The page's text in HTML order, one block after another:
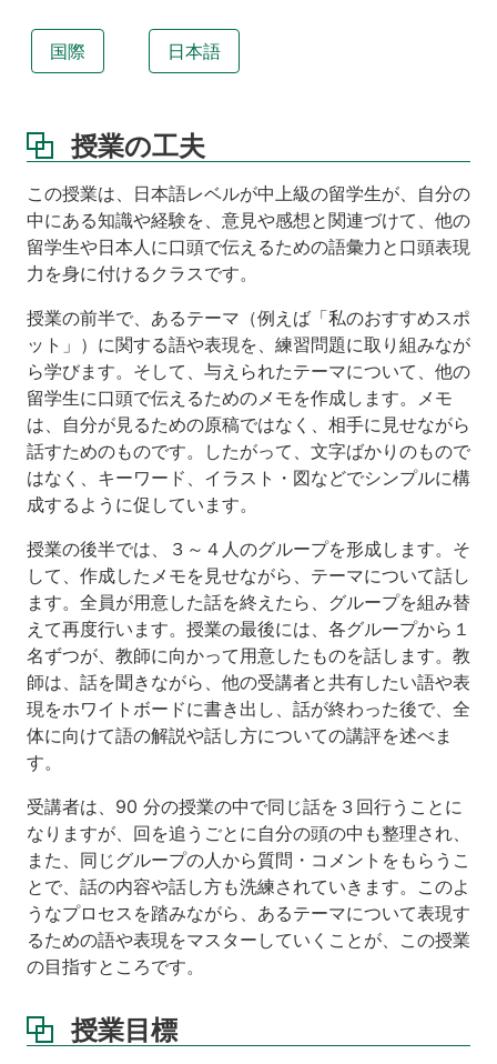
国際 日本語
授業の工夫
この授業は、日本語レベルが中上級の留学生が、自分の
中にある知識や経験を、意見や感想と関連づけて、他の
留学生や日本人に口頭で伝えるための語彙力と口頭表現
力を身に付けるクラスです。
授業の前半で、あるテーマ（例えば「私のおすすめスポ
ット」）に関する語や表現を、練習問題に取り組みなが
ら学びます。そして、与えられたテーマについて、他の
留学生に口頭で伝えるためのメモを作成します。メモ
は、自分が見るための原稿ではなく、相手に見せながら
話すためのものです。したがって、文字ばかりのもので
はなく、キーワード、イラスト・図などでシンプルに構
成するように促しています。
授業の後半では、３～４人のグループを形成します。そ
して、作成したメモを見せながら、テーマについて話し
ます。全員が用意した話を終えたら、グループを組み替
えて再度行います。授業の最後には、各グループから１
名ずつが、教師に向かって用意したものを話します。教
師は、話を聞きながら、他の受講者と共有したい語や表
現をホワイトボードに書き出し、話が終わった後で、全
体に向けて語の解説や話し方についての講評を述べま
す。
受講者は、90 分の授業の中で同じ話を３回行うことに
なりますが、回を追うごとに自分の頭の中も整理され、
また、同じグループの人から質問・コメントをもらうこ
とで、話の内容や話し方も洗練されていきます。このよ
うなプロセスを踏みながら、あるテーマについて表現す
るための語や表現をマスターしていくことが、この授業
の目指すところです。
授業目標